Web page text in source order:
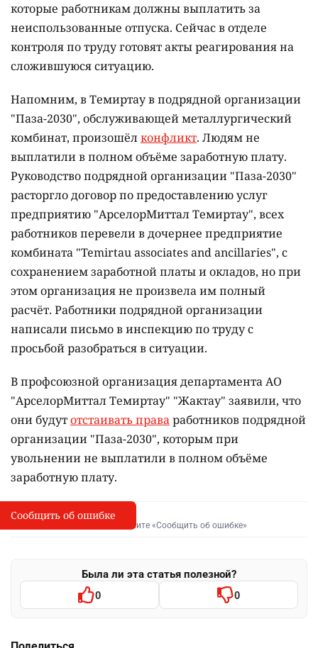
которые работникам должны выплатить за
неиспользованные отпуска. Сейчас в отделе
контроля по труду готовят акты реагирования на
сложившуюся ситуацию.
Напомним, в Темиртау в подрядной организации
"Паза-2030", обслуживающей металлургический
комбинат, произошёлконфликт. Людям не
выплатили в полном объёме заработную плату.
Руководство подрядной организации "Паза-2030"
расторгло договор по предоставлению услуг
предприятию "АрселорМиттал Темиртау", всех
работников перевели в дочернее предприятие
комбината "Temirtau associates and ancillaries", с
сохранением заработной платы и окладов, но при
этом организация не произвела им полный
расчёт. Работники подрядной организации
написали письмо в инспекцию по труду с
просьбой разобраться в ситуации.
В профсоюзной организация департамента АО
"АрселорМиттал Темиртау" "Жактау" заявили, что
они будутотстаивать праваработников подрядной
организации "Паза-2030", которым при
увольнении не выплатили в полном объёме
заработную плату.
I
Сообщить об опечатке
Выделите фрагмент и нажмите «Сообщить об ошибке»
Была ли эта статья полезной?
0 0
Сообщить об ошибке